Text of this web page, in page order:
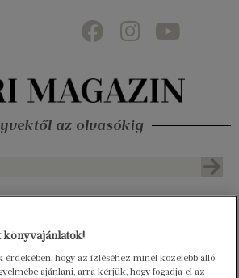
az olvasókig
könyvajánlatok!
érdekében, hogy az ízléséhez minél közelebb álló
ajánlani, arra kérjük, hogy fogadja el az